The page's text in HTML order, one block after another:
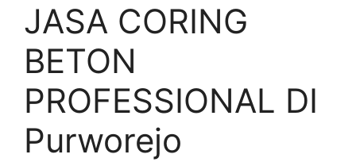
JASA CORING
BETON
PROFESSIONAL DI
Purworejo